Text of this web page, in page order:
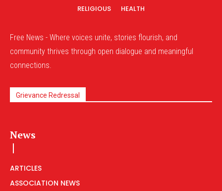
RELIGIOUS
HEALTH
Free News - Where voices unite, stories flourish, and
community thrives through open dialogue and meaningful
connections.
Grievance Redressal
News
ARTICLES
ASSOCIATION NEWS